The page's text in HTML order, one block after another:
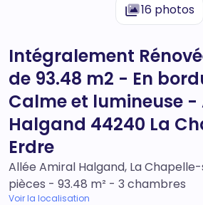
16 photos
Intégralement
de 93.48 m2 - En
Calme et lumineuse -
Halgand 44240 La
Erdre
Allée Amiral Halgand, La
pièces - 93.48 m² - 3 chambres
Voir la localisation